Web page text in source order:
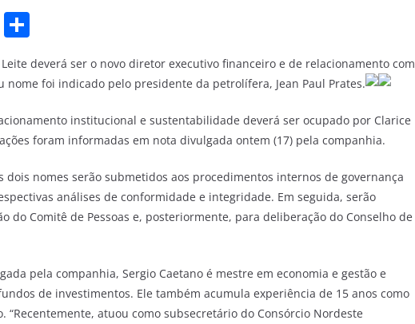
W
h
ar
deverá ser o novo diretor executivo financeiro e de relacionamento com
nome foi indicado pelo presidente da petrolífera, Jean Paul Prates.
institucional e sustentabilidade deverá ser ocupado por Clarice
foram informadas em nota divulgada ontem (17) pela companhia.
dois nomes serão submetidos aos procedimentos internos de governança
análises de conformidade e integridade. Em seguida, serão
do Comitê de Pessoas e, posteriormente, para deliberação do Conselho de
pela companhia, Sergio Caetano é mestre em economia e gestão e
de investimentos. Ele também acumula experiência de 15 anos como
“Recentemente, atuou como subsecretário do Consórcio Nordeste